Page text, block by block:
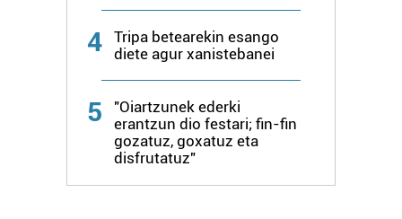
4
Tripa betearekin esango
diete agur xanistebanei
5
"Oiartzunek ederki
erantzun dio festari; fin-fin
gozatuz, goxatuz eta
disfrutatuz"